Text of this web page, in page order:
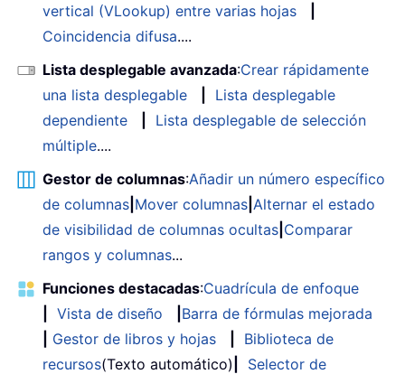
vertical (VLookup) entre varias hojas
Coincidencia difusa....
Lista desplegable avanzada:Crear rápidamente
una lista desplegable
Lista desplegable
dependiente
Lista desplegable de selección
múltiple....
Gestor de columnas:Añadir un número específico
de columnas Mover columnas Alternar el estado
de visibilidad de columnas ocultas Comparar
rangos y columnas...
Funciones destacadas:Cuadrícula de enfoque
Vista de diseño
Barra de fórmulas mejorada
Gestor de libros y hojas
Biblioteca de
recursos(Texto automático)
Selector de